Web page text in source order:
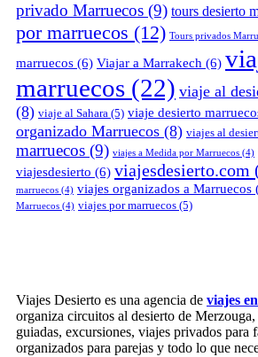
privado Marruecos (9) tours desierto
por marruecos (12) Tours privados
marruecos (6) Viajar a Marrakech (6)
marruecos (22) viaje al
(8) viaje al Sahara (5) viaje desierto
organizado Marruecos (8) viajes al
marruecos (9) viajes a Medida por Marruecos (4)
viajesdesierto (6) viajesdesierto.com
marruecos (4) viajes organizados a Marruecos
Marruecos (4) viajes por marruecos (5)
Viajes Desierto es una agencia de viajes
organiza circuitos al desierto de
guiadas, excursiones, viajes privados para
organizados para parejas y todo lo que